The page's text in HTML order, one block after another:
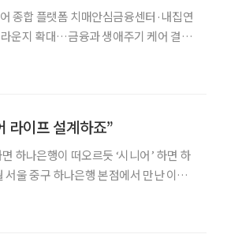
종합 플랫폼 치매안심금융센터·내집연
운지 확대…금융과 생애주기 케어 결합
라이프 설계하죠”
하나은행이 떠오르듯 ‘시니어’ 하면 하